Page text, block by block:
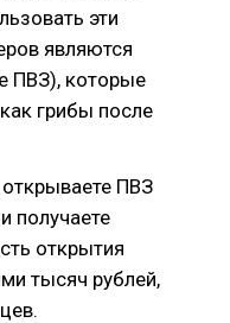
эти
являются
ПВЗ), которые
грибы после
ПВЗ
получаете
открытия
тысяч рублей,